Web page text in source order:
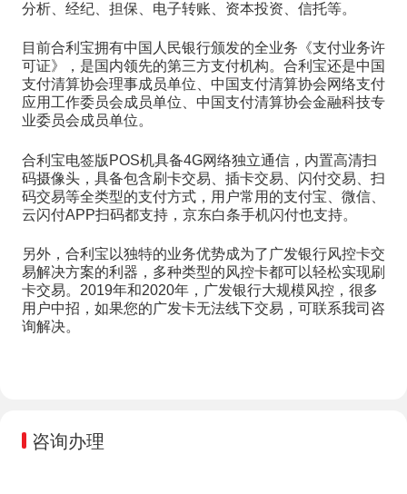
分析、经纪、担保、电子转账、资本投资、信托等。
目前合利宝拥有中国人民银行颁发的全业务《支付业务许
可证》，是国内领先的第三方支付机构。合利宝还是中国
支付清算协会理事成员单位、中国支付清算协会网络支付
应用工作委员会成员单位、中国支付清算协会金融科技专
业委员会成员单位。
合利宝电签版POS机具备4G网络独立通信，内置高清扫
码摄像头，具备包含刷卡交易、插卡交易、闪付交易、扫
码交易等全类型的支付方式，用户常用的支付宝、微信、
云闪付APP扫码都支持，京东白条手机闪付也支持。
另外，合利宝以独特的业务优势成为了广发银行风控卡交
易解决方案的利器，多种类型的风控卡都可以轻松实现刷
卡交易。2019年和2020年，广发银行大规模风控，很多
用户中招，如果您的广发卡无法线下交易，可联系我司咨
询解决。
咨询办理